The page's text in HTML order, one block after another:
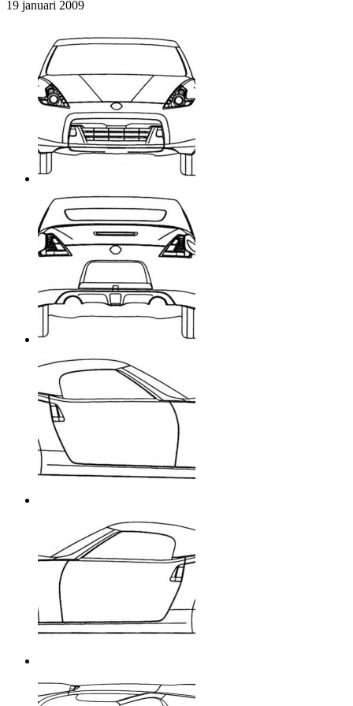
19 januari 2009